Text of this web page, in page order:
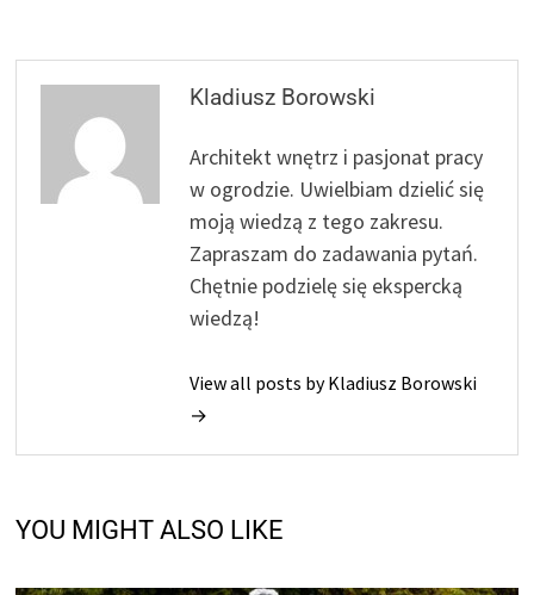
Kladiusz Borowski
Architekt wnętrz i pasjonat pracy
w ogrodzie. Uwielbiam dzielić się
moją wiedzą z tego zakresu.
Zapraszam do zadawania pytań.
Chętnie podzielę się ekspercką
wiedzą!
View all posts by Kladiusz Borowski
→
YOU MIGHT ALSO LIKE